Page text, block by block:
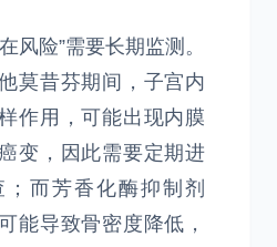
风险”需要长期监测。
莫昔芬期间，子宫内
作用，可能出现内膜
变，因此需要定期进
而芳香化酶抑制剂
能导致骨密度降低，